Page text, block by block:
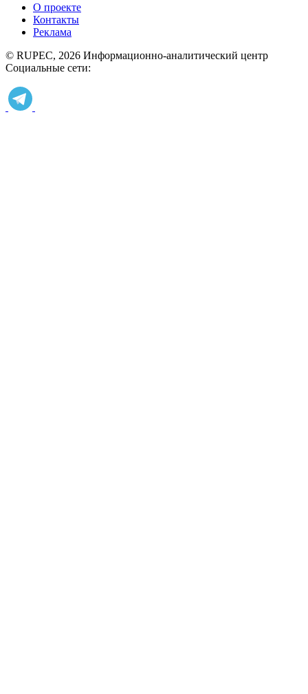
О проекте
Контакты
Реклама
© RUPEC, 2026 Информационно-аналитический центр
Социальные сети: